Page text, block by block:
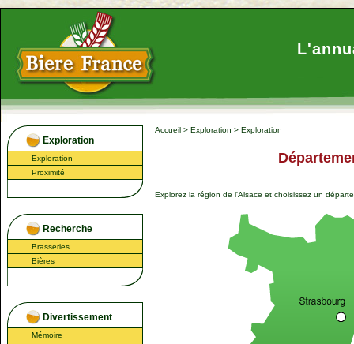
Exploration
Exploration
Proximité
Recherche
Brasseries
Bières
Divertissement
Mémoire
Accueil > Exploration > Exploration
Explorez la région de l'Alsace et choisissez un